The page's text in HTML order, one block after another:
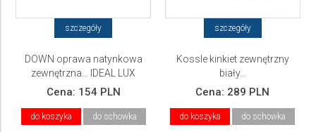
szczegóły
DOWN oprawa natynkowa
zewnętrzna... IDEAL LUX
Cena: 154 PLN
do koszyka do schowka
szczegóły
Kossle kinkiet zewnętrzny
biały...
Cena: 289 PLN
do koszyka do schowka